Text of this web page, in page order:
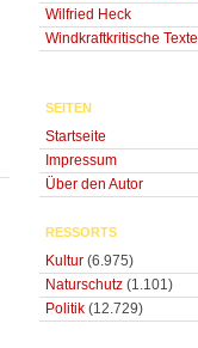
Wilfried Heck
Windkraftkritische Texte
SEITEN
Startseite
Impressum
Über den Autor
RESSORTS
Kultur (6.975)
Naturschutz (1.101)
Politik (12.729)